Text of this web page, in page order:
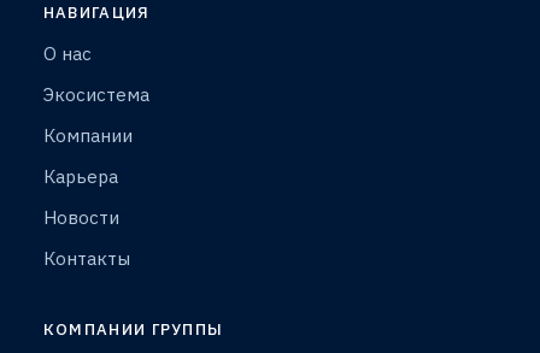
НАВИГАЦИЯ
О нас
Экосистема
Компании
Карьера
Новости
Контакты
КОМПАНИИ ГРУППЫ